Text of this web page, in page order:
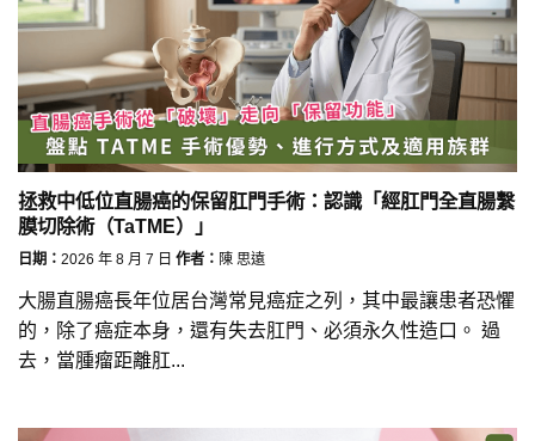
拯救中低位直腸癌的保留肛門手術：認識「經肛門全直腸繫
膜切除術（TaTME）」
日期： 2026 年 8 月 7 日 作者： 陳 思遠
大腸直腸癌長年位居台灣常見癌症之列，其中最讓患者恐懼
的，除了癌症本身，還有失去肛門、必須永久性造口。 過
去，當腫瘤距離肛...